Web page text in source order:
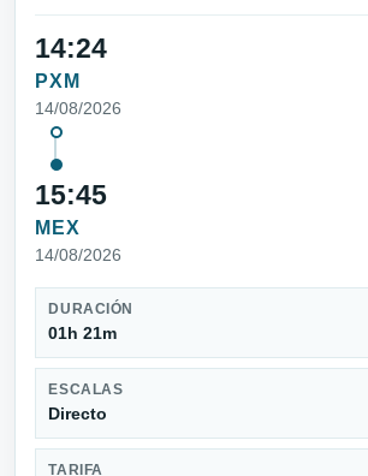
14:24
PXM
14/08/2026
15:45
MEX
14/08/2026
DURACIÓN
01h 21m
ESCALAS
Directo
TARIFA